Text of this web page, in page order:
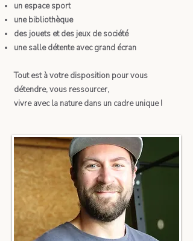
un espace sport
une bibliothèque
des jouets et des jeux de société
une salle détente avec grand écran
Tout est à votre disposition pour vous
détendre, vous ressourcer,
vivre avec la nature dans un cadre unique !